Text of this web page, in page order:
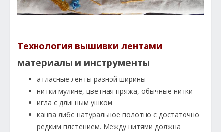
Технология вышивки лентами
материалы и инструменты
атласные ленты разной ширины
нитки мулине, цветная пряжа, обычные нитки
игла с длинным ушком
канва либо натуральное полотно с достаточно
редким плетением. Между нитями должна